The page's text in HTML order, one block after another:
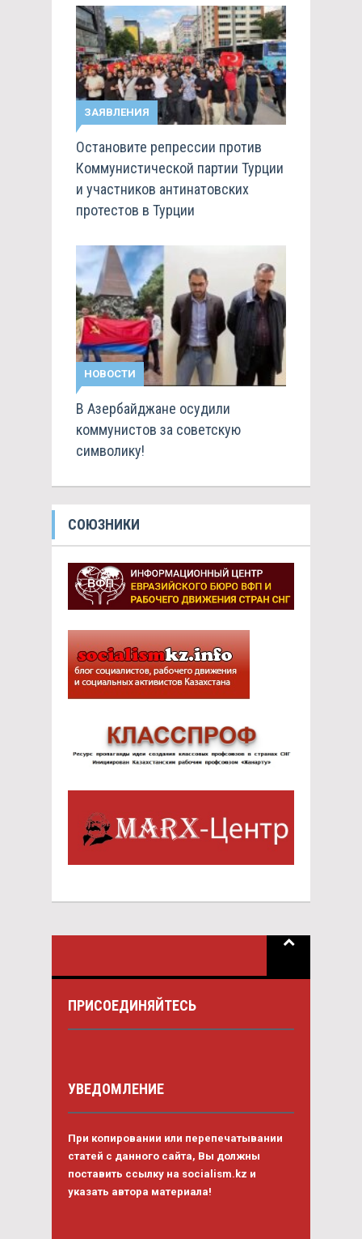
ЗАЯВЛЕНИЯ
Остановите репрессии против
Коммунистической партии Турции
и участников антинатовских
протестов в Турции
НОВОСТИ
В Азербайджане осудили
коммунистов за советскую
символику!
СОЮЗНИКИ
ПРИСОЕДИНЯЙТЕСЬ
УВЕДОМЛЕНИЕ
При копировании или перепечатывании
статей с данного сайта, Вы должны
поставить ссылку на socialism.kz и
указать автора материала!